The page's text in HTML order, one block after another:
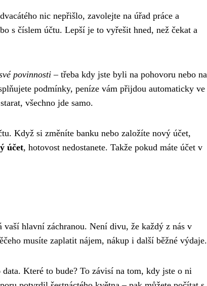
nic nepřišlo, zavolejte na úřad práce a
s číslem účtu. Lepší je to vyřešit hned, než čekat a
povinnosti – třeba kdy jste byli na pohovoru nebo na
podmínky, peníze vám přijdou automaticky ve
všechno jde samo.
Když si změníte banku nebo založíte nový účet,
účet, hotovost nedostanete. Takže pokud máte účet v
vaší hlavní záchranou. Není divu, že každý z nás v
musíte zaplatit nájem, nákup i další běžné výdaje.
Které to bude? To závisí na tom, kdy jste o ni